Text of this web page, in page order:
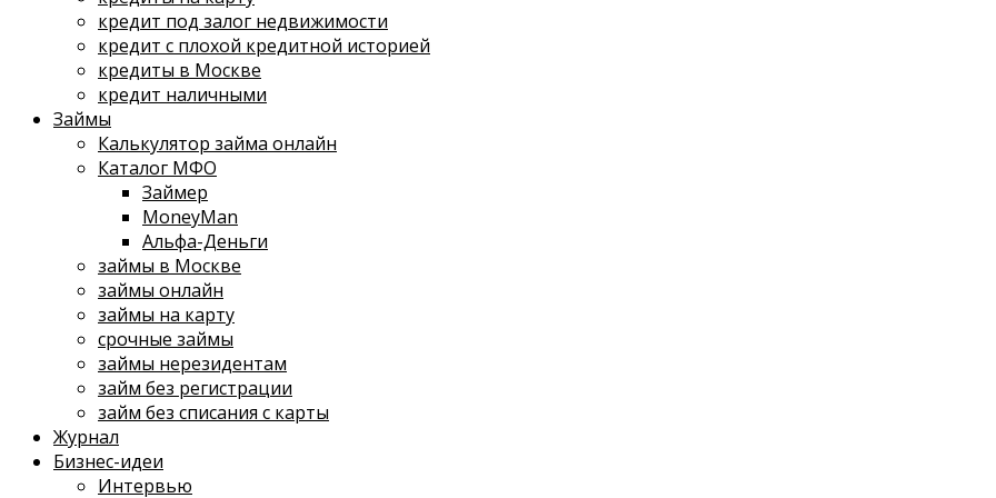
кредит под залог недвижимости
кредит с плохой кредитной историей
кредиты в Москве
кредит наличными
Займы
Калькулятор займа онлайн
Каталог МФО
Займер
MoneyMan
Альфа-Деньги
займы в Москве
займы онлайн
займы на карту
срочные займы
займы нерезидентам
займ без регистрации
займ без списания с карты
Журнал
Бизнес-идеи
Интервью